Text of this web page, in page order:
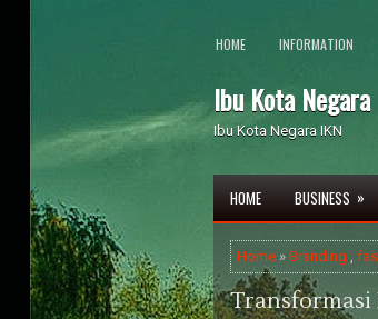
HOME INFORMATION
Ibu Kota Negara
Ibu Kota Negara IKN
HOME BUSINESS »
Home » Branding ,